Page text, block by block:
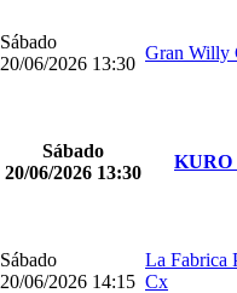
Sábado
20/06/2026 13:30
Gran Willy
Sábado
20/06/2026 13:30
KURO
Sábado
20/06/2026 14:15
La Fabrica
Cx